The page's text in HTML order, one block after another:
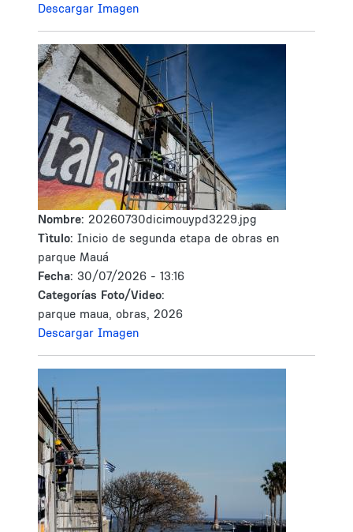
Descargar Imagen
Nombre: 20260730dicimouypd3229.jpg
Tìtulo: Inicio de segunda etapa de obras en
parque Mauá
Fecha: 30/07/2026 - 13:16
Categorías Foto/Video:
parque maua, obras, 2026
Descargar Imagen